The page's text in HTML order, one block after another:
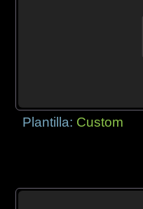
Plantilla: Custom